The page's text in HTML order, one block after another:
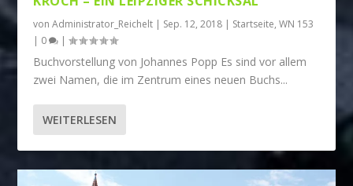
vonAdministrator_Reichelt | Sep. 12, 2018 | Startseite,WN 153
| 0 |
Buchvorstellung von Johannes Popp Es sind vor allem
zwei Namen, die im Zentrum eines neuen Buchs...
WEITERLESEN